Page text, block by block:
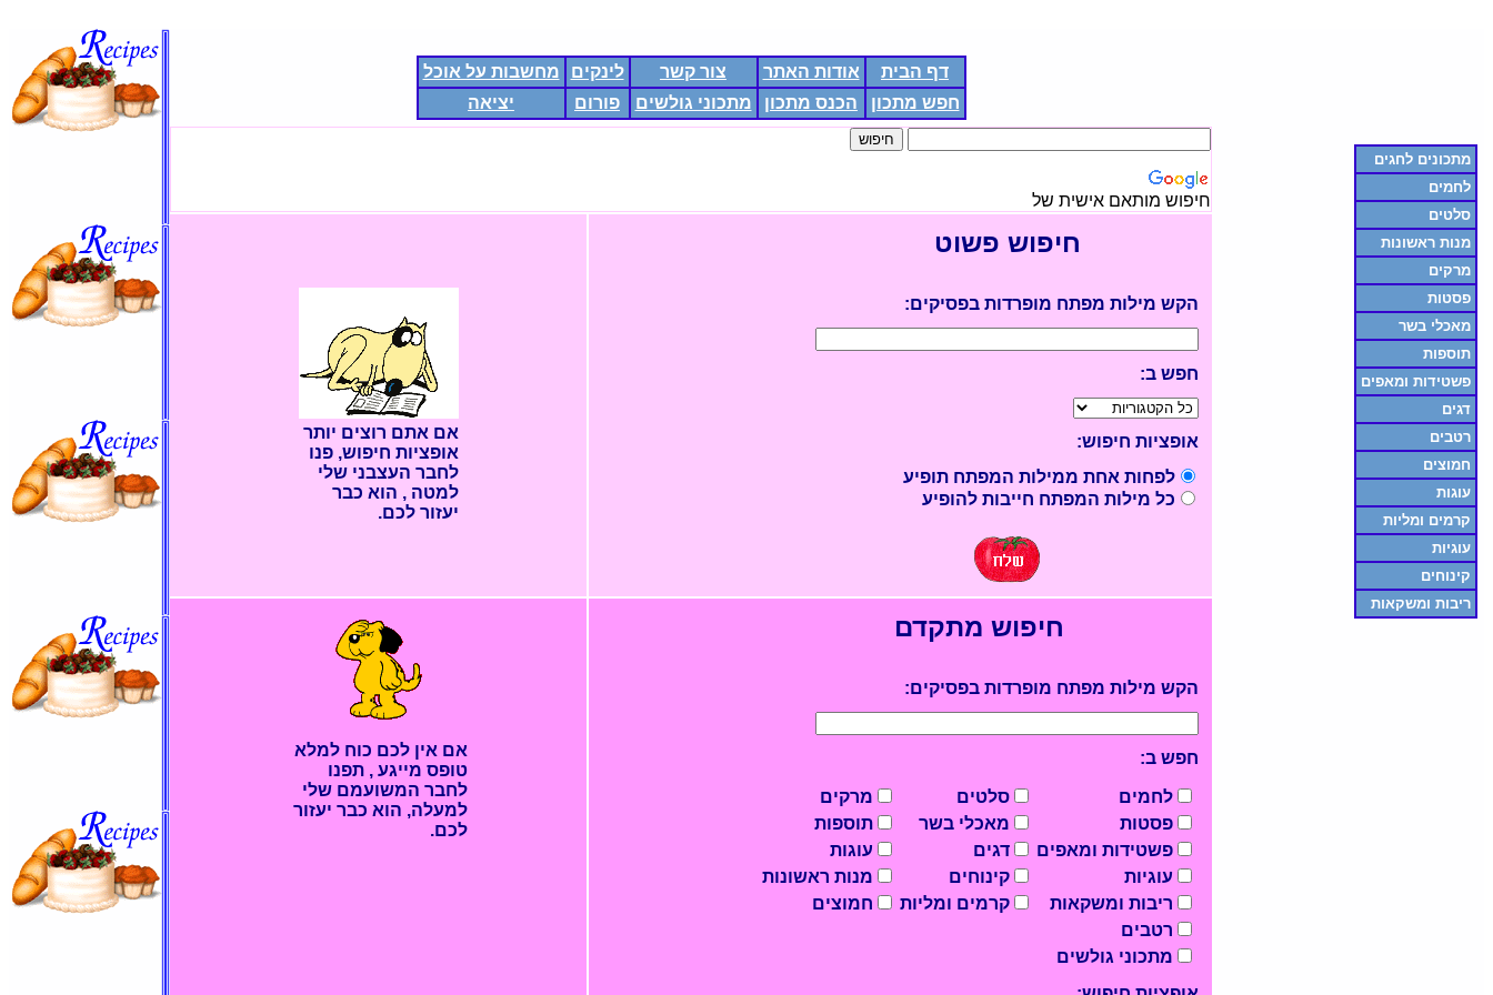
דף הבית אודות האתר צור קשר לינקים
מחשבות על אוכל
חפש מתכון
הכנס מתכון מתכוני גולשים פורום יציאה
מתכונים לחגים
לחמים
סלטים
מנות ראשונות
מרקים
פסטות
מאכלי בשר
תוספות
פשטידות ומאפים
דגים
רטבים
חמוצים
עוגות
קרמים ומליות
עוגיות
קינוחים
ריבות ומשקאות
חיפוש מותאם אישית של
חיפוש פשוט
הקש מילות מפתח מופרדות בפסיקים:
חפש ב:
אופציות חיפוש:
לפחות אחת ממילות המפתח תופיע
כל מילות המפתח חייבות להופיע
אם אתם רוצים יותר
אופציות חיפוש, פנו
לחבר העצבני שלי
למטה , הוא כבר
יעזור לכם.
חיפוש מתקדם
הקש מילות מפתח מופרדות בפסיקים:
חפש ב:
לחמים סלטים
מרקים
פסטות
מאכלי בשר
תוספות
פשטידות ומאפים
דגים
עוגות
עוגיות
קינוחים
מנות ראשונות
ריבות ומשקאות
קרמים ומליות
חמוצים
רטבים
מתכוני גולשים
אם אין לכם כוח למלא
טופס מייגע , תפנו
לחבר המשועמם שלי
למעלה, הוא כבר יעזור
לכם.